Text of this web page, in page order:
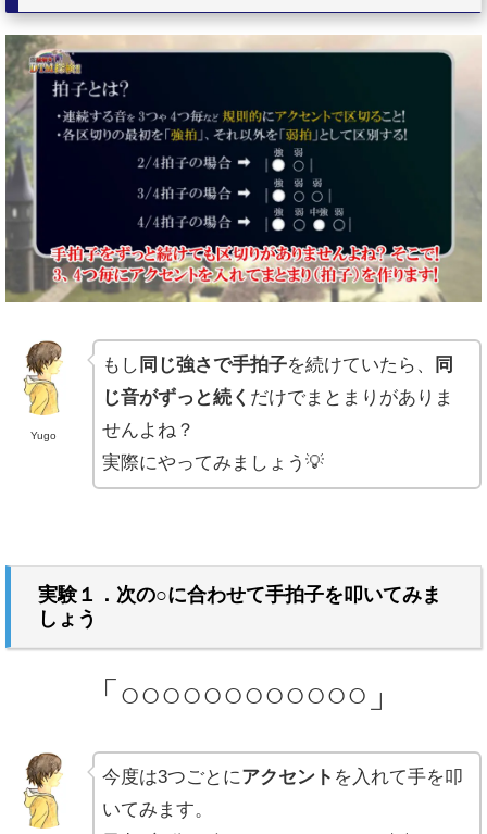
Yugo
もし 同じ強さで手拍子を続けていたら、
同
じ音がずっと続く だけでまとまりがありま
せんよね？
実際にやってみましょう💡
実験１．次の○に合わせて手拍子を叩いてみま
しょう
「○○○○○○○○○○○○」
今度は3つごとにアクセント を入れて手を叩
いてみます。